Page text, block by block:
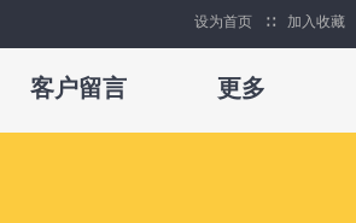
设为首页 ∷ 加入收藏
客户留言 更多